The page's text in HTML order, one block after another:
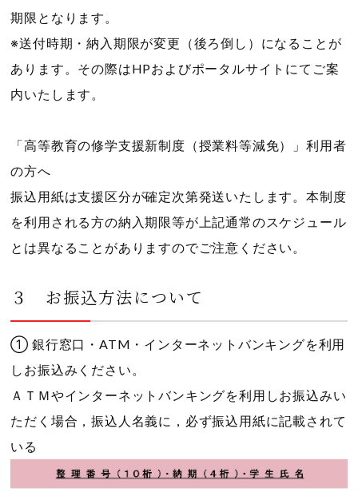
期限となります。
※送付時期・納入期限が変更（後ろ倒し）になることが
あります。その際はHPおよびポータルサイトにてご案
内いたします。
「高等教育の修学支援新制度（授業料等減免）」利用者
の方へ
振込用紙は支援区分が確定次第発送いたします。本制度
を利用される方の納入期限等が上記通常のスケジュール
とは異なることがありますのでご注意ください。
３ お振込方法について
① 銀行窓口・ATM・インターネットバンキングを利用
しお振込みください。
ＡＴＭやインターネットバンキングを利用しお振込みい
ただく場合，振込人名義に，必ず振込用紙に記載されて
いる